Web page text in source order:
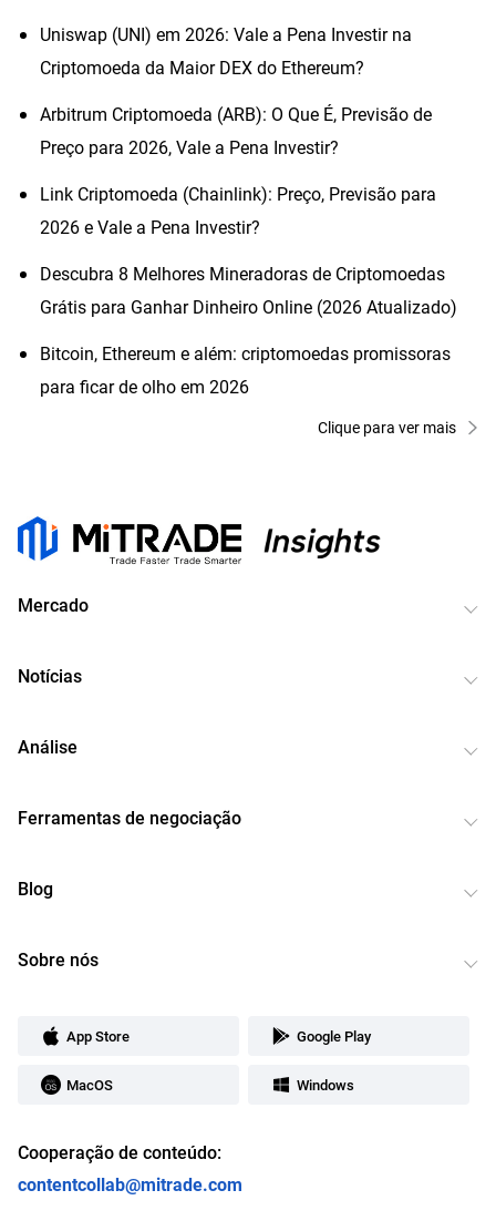
Uniswap (UNI) em 2026: Vale a Pena Investir na
Criptomoeda da Maior DEX do Ethereum?
Arbitrum Criptomoeda (ARB): O Que É, Previsão de
Preço para 2026, Vale a Pena Investir?
Link Criptomoeda (Chainlink): Preço, Previsão para
2026 e Vale a Pena Investir?
Descubra 8 Melhores Mineradoras de Criptomoedas
Grátis para Ganhar Dinheiro Online (2026 Atualizado)
Bitcoin, Ethereum e além: criptomoedas promissoras
para ficar de olho em 2026
Clique para ver mais
Mercado
Notícias
Análise
Ferramentas de negociação
Blog
Sobre nós
App Store Google Play
MacOS Windows
Cooperação de conteúdo:
contentcollab@mitrade.com